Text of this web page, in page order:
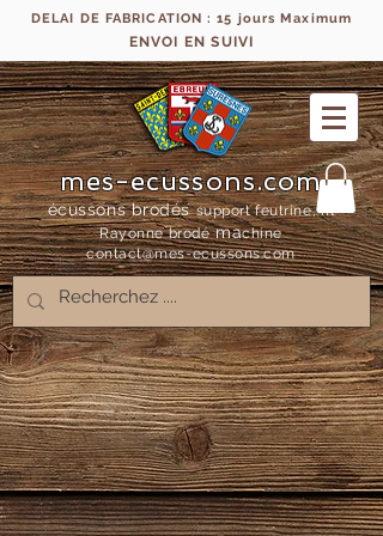
DELAI DE FABRICATION : 15 jours Maximum
ENVOI EN SUIVI
mes-ecussons.com
écussons brodés support feutrine, fil
Rayonne brodémachine
contact@mes-ecussons.com